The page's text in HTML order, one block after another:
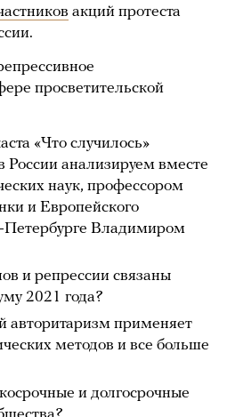
акций протеста
просветительской
«Что случилось»
России анализируем вместе
наук, профессором
и Европейского
Петербурге Владимиром
и репрессии связаны
2021 года?
авторитаризм применяет
методов и все больше
и долгосрочные